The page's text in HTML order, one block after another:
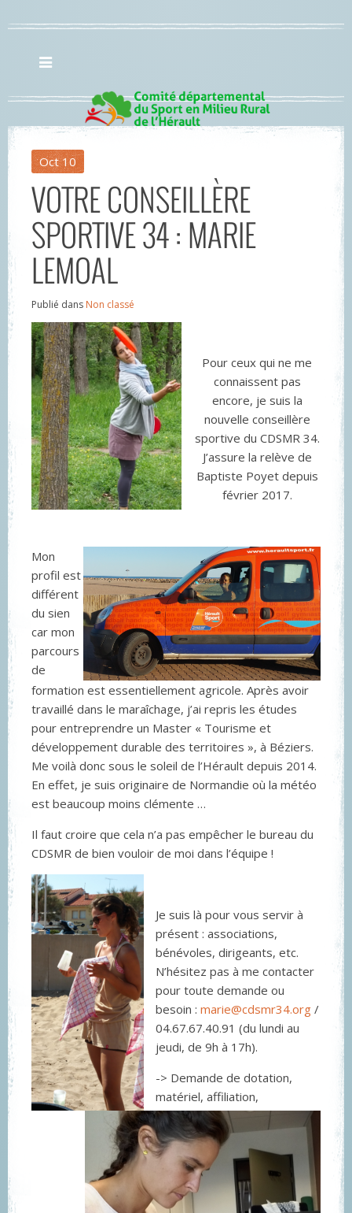
Oct 10
VOTRE CONSEILLÈRE
SPORTIVE 34 : MARIE
LEMOAL
Publié dans Non classé
Pour ceux qui ne me
connaissent pas
encore, je suis la
nouvelle conseillère
sportive du CDSMR 34.
J’assure la relève de
Baptiste Poyet depuis
février 2017.
Mon
profil est
différent
du sien
car mon
parcours
de
formation est essentiellement agricole. Après avoir
travaillé dans le maraîchage, j’ai repris les études
pour entreprendre un Master « Tourisme et
développement durable des territoires », à Béziers.
Me voilà donc sous le soleil de l’Hérault depuis 2014.
En effet, je suis originaire de Normandie où la météo
est beaucoup moins clémente …
Il faut croire que cela n’a pas empêcher le bureau du
CDSMR de bien vouloir de moi dans l’équipe !
Je suis là pour vous servir à
présent : associations,
bénévoles, dirigeants, etc.
N’hésitez pas à me contacter
pour toute demande ou
besoin : marie@cdsmr34.org /
04.67.67.40.91 (du lundi au
jeudi, de 9h à 17h).
-> Demande de dotation,
matériel, affiliation,